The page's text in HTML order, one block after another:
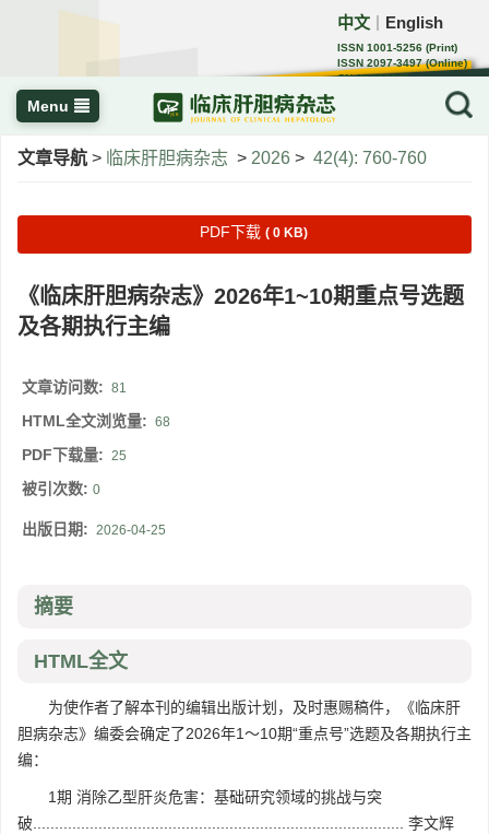
中文 English
ISSN 1001-5256 (Print)
ISSN 2097-3497 (Online)
CN 22-1108/R
Menu
文章导航 > 临床肝胆病杂志 > 2026 > 42(4): 760-760
PDF下载 ( 0 KB)
《临床肝胆病杂志》2026年1~10期重点号选题
及各期执行主编
文章访问数: 81
HTML全文浏览量: 68
PDF下载量: 25
被引次数: 0
出版日期: 2026-04-25
摘要
HTML全文
为使作者了解本刊的编辑出版计划，及时惠赐稿件，《临床肝
胆病杂志》编委会确定了2026年1～10期“重点号”选题及各期执行主
编：
1期 消除乙型肝炎危害：基础研究领域的挑战与突
破..................................................................................... 李文辉